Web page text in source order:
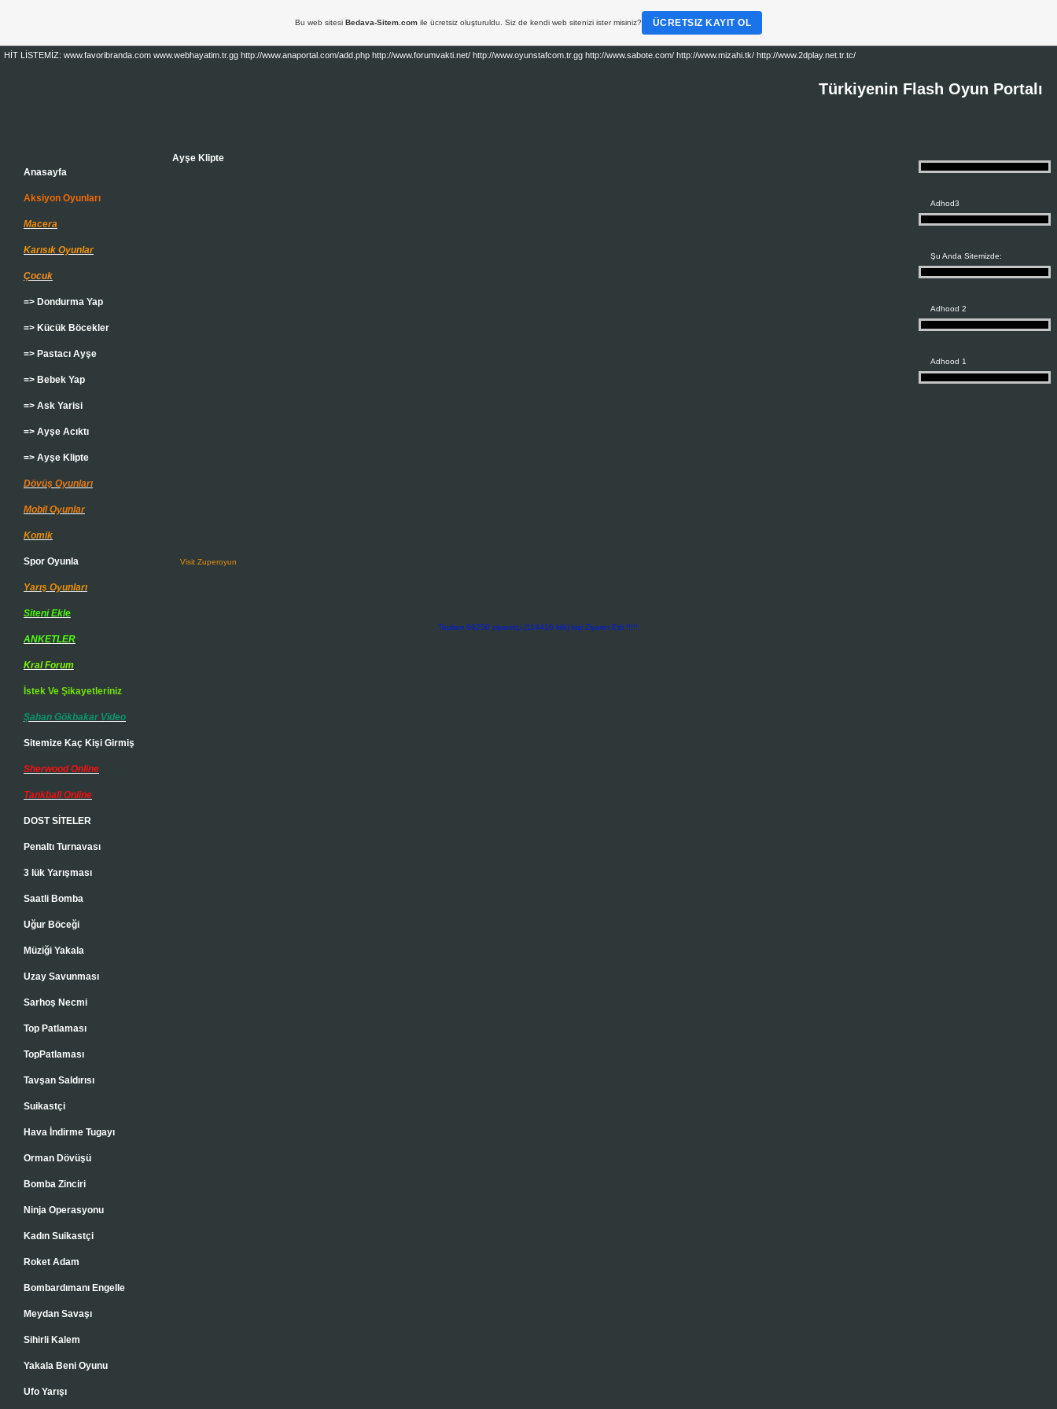
HİT LİSTEMİZ: www.favoribranda.com www.webhayatim.tr.gg http://www.anaportal.com/add.php http://www.forumvakti.net/ http://www.oyunstafcom.tr.gg http://www.sabote.com/ http://www.mizahi.tk/ http://www.2dplay.net.tr.tc/
Türkiyenin Flash Oyun Portalı
Anasayfa
Aksiyon Oyunları
Macera
Karısık Oyunlar
Çocuk
=> Dondurma Yap
=> Kücük Böcekler
=> Pastacı Ayşe
=> Bebek Yap
=> Ask Yarisi
=> Ayşe Acıktı
=> Ayşe Klipte
Dövüş Oyunları
Mobil Oyunlar
Komik
Spor Oyunla
Yarış Oyunları
Siteni Ekle
ANKETLER
Kral Forum
İstek Ve Şikayetleriniz
Şahan Gökbakar Video
Sitemize Kaç Kişi Girmiş
Sherwood Online
Tankball Online
DOST SİTELER
Penaltı Turnavası
3 lük Yarışması
Saatli Bomba
Uğur Böceği
Müziği Yakala
Uzay Savunması
Sarhoş Necmi
Top Patlaması
TopPatlaması
Tavşan Saldırısı
Suikastçi
Hava İndirme Tugayı
Orman Dövüşü
Bomba Zinciri
Ninja Operasyonu
Kadın Suikastçi
Roket Adam
Bombardımanı Engelle
Meydan Savaşı
Sihirli Kalem
Yakala Beni Oyunu
Ufo Yarışı
Ayşe Klipte
Visit Zuperoyun
Toplam 66250 ziyaretçi (114416 klik) kişi Ziyaret Etti !!!!!
Adhod3
Şu Anda Sitemizde:
Adhood 2
Adhood 1
Bu web sitesi Bedava-Sitem.comile ücretsiz oluşturuldu. Siz de kendi web sitenizi ister misiniz? ÜCRETSIZ KAYIT OL